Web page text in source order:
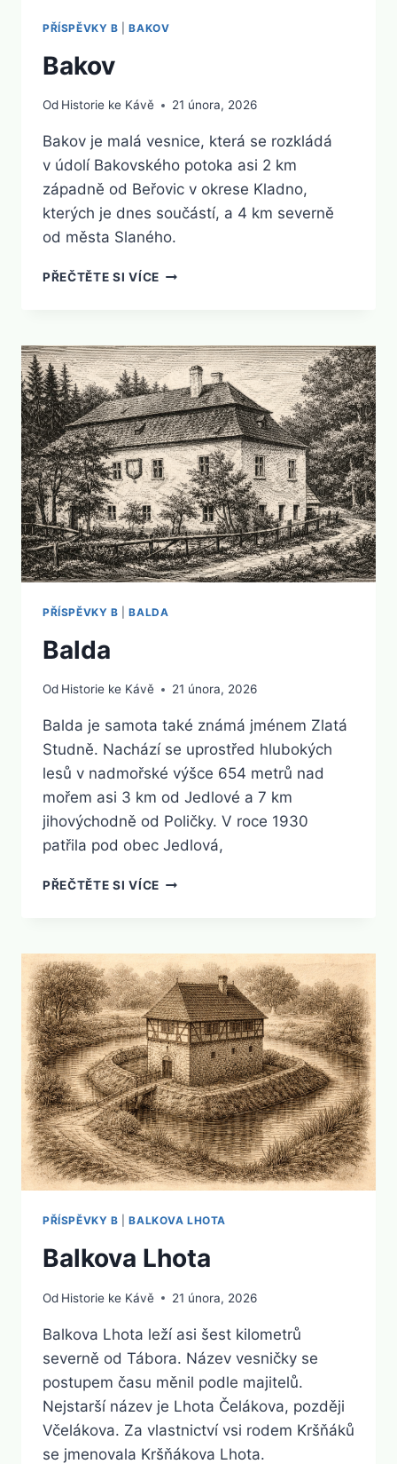
PŘÍSPĚVKY B |BAKOV
Bakov
Od Historie ke Kávě 21 února, 2026
Bakov je malá vesnice, která se rozkládá
v údolí Bakovského potoka asi 2 km
západně od Beřovic v okrese Kladno,
kterých je dnes součástí, a 4 km severně
od města Slaného.
PŘEČTĚTE SI VÍCEBAKOV
PŘÍSPĚVKY B |BALDA
Balda
Od Historie ke Kávě 21 února, 2026
Balda je samota také známá jménem Zlatá
Studně. Nachází se uprostřed hlubokých
lesů v nadmořské výšce 654 metrů nad
mořem asi 3 km od Jedlové a 7 km
jihovýchodně od Poličky. V roce 1930
patřila pod obec Jedlová,
PŘEČTĚTE SI VÍCEBALDA
PŘÍSPĚVKY B |BALKOVA LHOTA
Balkova Lhota
Od Historie ke Kávě 21 února, 2026
Balkova Lhota leží asi šest kilometrů
severně od Tábora. Název vesničky se
postupem času měnil podle majitelů.
Nejstarší název je Lhota Čelákova, později
Včelákova. Za vlastnictví vsi rodem Kršňáků
se jmenovala Kršňákova Lhota.